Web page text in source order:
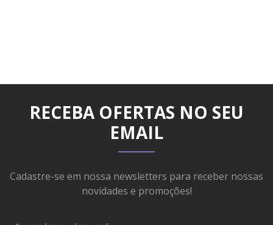
RECEBA OFERTAS NO SEU
EMAIL
Cadastre-se em nossa newsletters para receber nossas
novidades e promoções!